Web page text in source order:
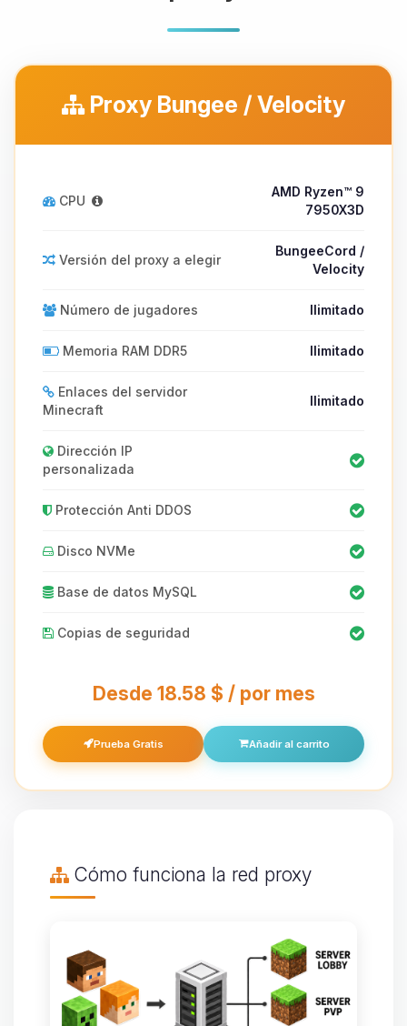
Proxy Bungee / Velocity
CPU
AMD Ryzen™ 9
7950X3D
Versión del proxy a elegir
BungeeCord /
Velocity
Número de jugadores Ilimitado
Memoria RAM DDR5 Ilimitado
Enlaces del servidor
Minecraft
Ilimitado
Dirección IP
personalizada
Protección Anti DDOS
Disco NVMe
Base de datos MySQL
Copias de seguridad
Desde 18.58 $ / por mes
Prueba Gratis Añadir al carrito
Cómo funciona la red proxy